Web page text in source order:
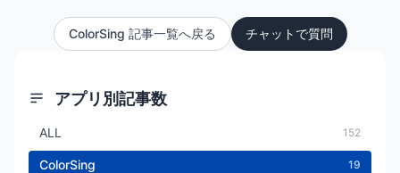
ColorSing 記事一覧へ戻る チャットで質問
アプリ別記事数
ALL 152
ColorSing 19